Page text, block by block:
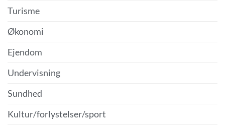
Turisme
Økonomi
Ejendom
Undervisning
Sundhed
Kultur/forlystelser/sport